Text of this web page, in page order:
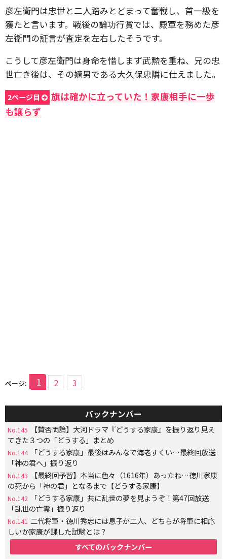
彦左衛門は忠世と二人踏みとどまって奮戦し、首一級を
獲たと言います。戦後の論功行賞では、殿軍を務めた彦
左衛門の証言が査定を左右したそうです。
こうして彦左衛門は身命を惜しまず武勲を重ね、兄の忠
世亡き後は、その嫡男である大久保忠隣に仕えました。
2ページ目
旗は確かに立っていた！家康相手に一歩
も譲らず
ページ: 1 2 3
バックナンバー
No.145
【賛否両論】大河ドラマ『どうする家康』を振り返り見え
てきた３つの「どうする」まとめ
No.144
「どうする家康」最後はみんなで海老すくい…最終回放送
「神の君へ」振り返り
No.143
【最終回予習】本当に色々（1616年）あったね…徳川家康
の死から「神の君」となるまで【どうする家康】
No.142
「どうする家康」共に乱世の夢を見ようぞ！第47回放送
「乱世の亡霊」振り返り
No.141 二代将軍・徳川秀忠には息子が二人、どちらが将軍に相応
しいか家康が課した試験とは？
すべてのバックナンバー